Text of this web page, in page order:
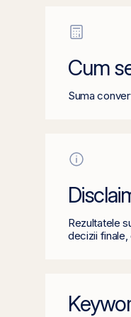
Cum
Suma
Rezultatele
decizii finale,